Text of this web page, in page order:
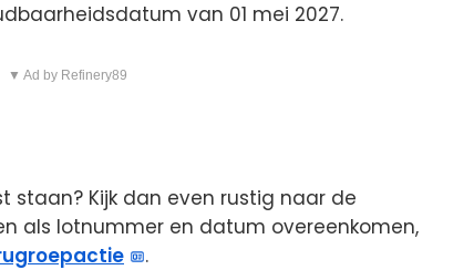
van 01 mei 2027.
▼ Ad by Refinery89
staan? Kijk dan even rustig naar de
als lotnummer en datum overeenkomen,
.